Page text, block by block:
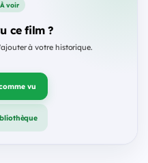
À voir
ce film ?
à votre historique.
vu